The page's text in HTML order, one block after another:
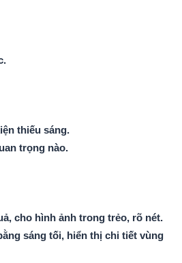
thiếu sáng.
trọng nào.
cho hình ảnh trong trẻo, rõ nét.
sáng tối, hiển thị chi tiết vùng